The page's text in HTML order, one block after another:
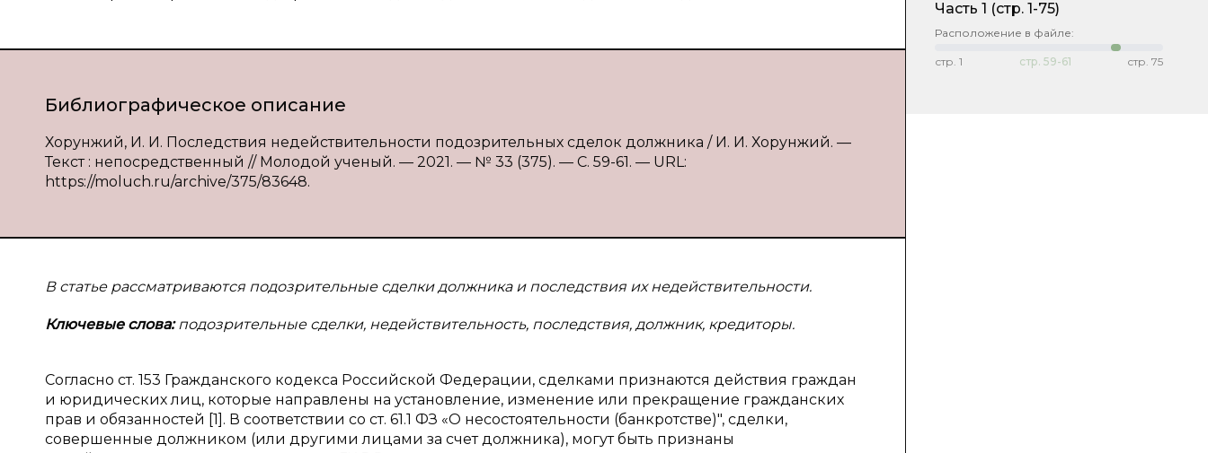
Библиографическое описание
Хорунжий, И. И. Последствия недействительности подозрительных сделок должника / И. И. Хорунжий. —
Текст : непосредственный // Молодой ученый. — 2021. — № 33 (375). — С. 59-61. — URL:
https://moluch.ru/archive/375/83648.
В статье рассматриваются подозрительные сделки должника и последствия их недействительности.
Ключевые слова:подозрительные сделки, недействительность, последствия, должник, кредиторы.
Согласно ст. 153 Гражданского кодекса Российской Федерации, сделками признаются действия граждан
и юридических лиц, которые направлены на установление, изменение или прекращение гражданских
прав и обязанностей [1]. В соответствии со ст. 61.1 ФЗ «О несостоятельности (банкротстве)", сделки,
совершенные должником (или другими лицами за счет должника), могут быть признаны
Часть 1 (стр. 1-75)
Расположение в файле:
стр. 1 стр. 59-61 стр. 75